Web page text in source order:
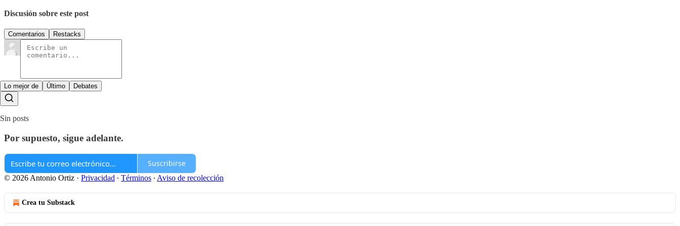
Discusión sobre este post
Comentarios Restacks
Lo mejor de Último Debates
Sin posts
Por supuesto, sigue adelante.
Suscribirse
© 2026 Antonio Ortiz · Privacidad ∙ Términos ∙ Aviso de recolección
Crea tu Substack